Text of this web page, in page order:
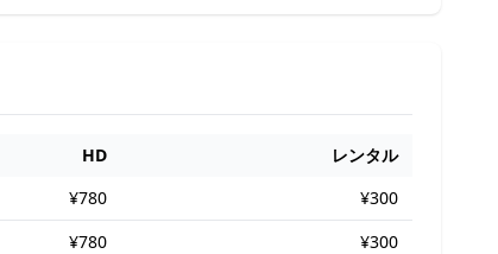
HD
レンタル
¥780
¥300
¥780
¥300